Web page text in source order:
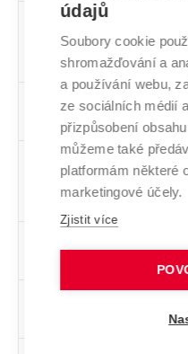
Kultura projevu a
tvorba textů
Laboratorní
didaktika
Lékařská
technika
údajů
Soubory cookie
shromažďování a
a používání webu,
ze sociálních médií
přizpůsobení
můžeme také
platformám některé
marketingové účely.
Zjistit více